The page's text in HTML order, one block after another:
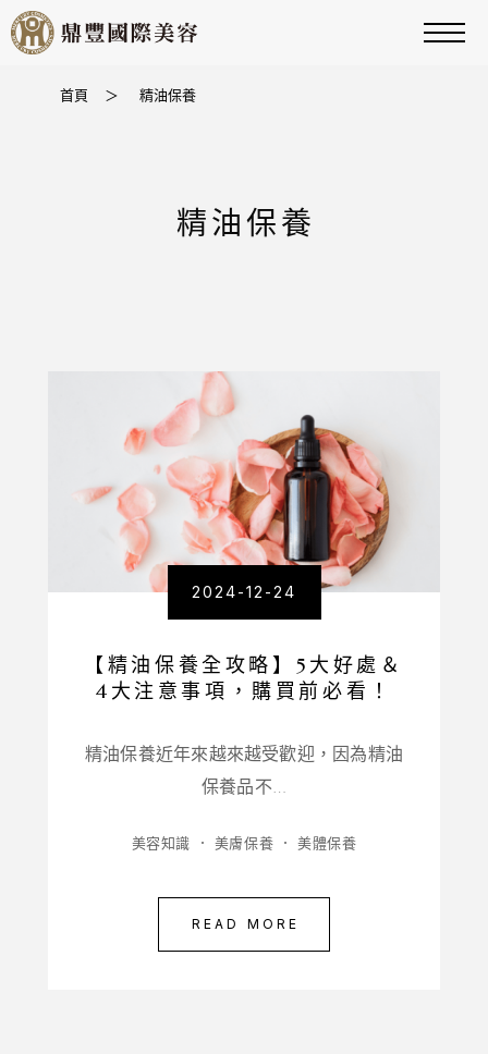
首頁 ＞ 精油保養
精油保養
2024-12-24
【精油保養全攻略】5大好處＆
4大注意事項，購買前必看！
精油保養近年來越來越受歡迎，因為精油
保養品不…
美容知識 美膚保養 美體保養
READ MORE